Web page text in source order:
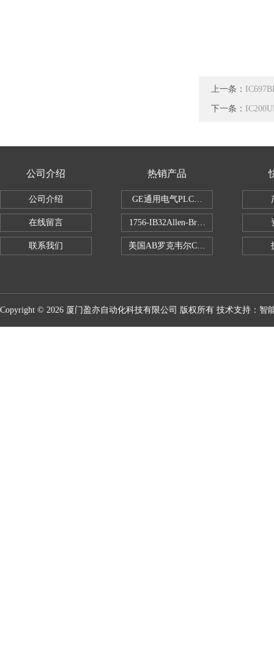
上一条：
下一条：
公司介绍
公司介绍
在线留言
联系我们
热销产品
GE通用电气PLC控制器
1756-IB32Allen-Bradley1756IB32数字
美国AB罗克韦尔CPU处理器
Copyright © 2026 厦门盈亦自动化科技有限公司 版权所有 技术支持： 智